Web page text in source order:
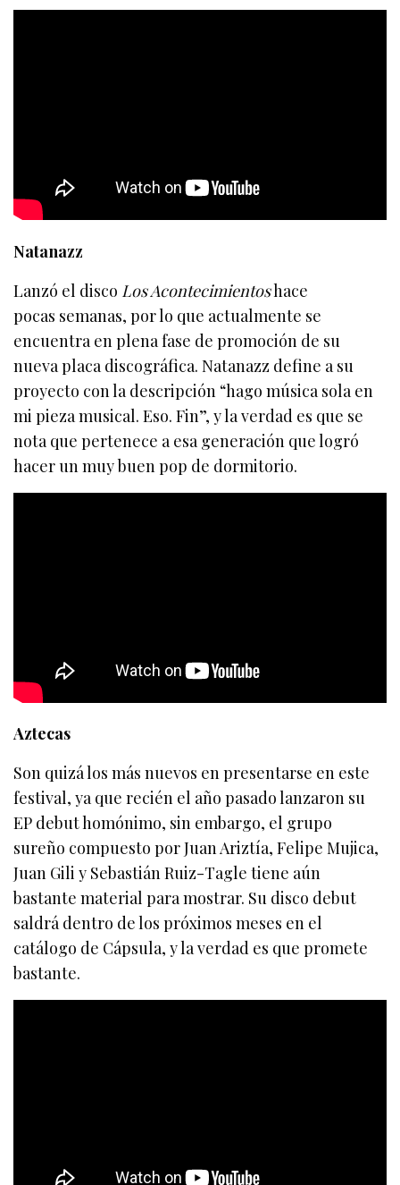
Natanazz
Lanzó el disco Los Acontecimientoshace
pocas semanas, por lo que actualmente se
encuentra en plena fase de promoción de su
nueva placa discográfica. Natanazz define a su
proyecto con la descripción “hago música sola en
mi pieza musical. Eso. Fin”, y la verdad es que se
nota que pertenece a esa generación que logró
hacer un muy buen pop de dormitorio.
Aztecas
Son quizá los más nuevos en presentarse en este
festival, ya que recién el año pasado lanzaron su
EP debut homónimo, sin embargo, el grupo
sureño compuesto por Juan Ariztía, Felipe Mujica,
Juan Gili y Sebastián Ruiz-Tagle tiene aún
bastante material para mostrar. Su disco debut
saldrá dentro de los próximos meses en el
catálogo de Cápsula, y la verdad es que promete
bastante.